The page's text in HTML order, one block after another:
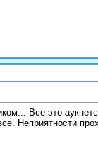
Все это
Неприятности